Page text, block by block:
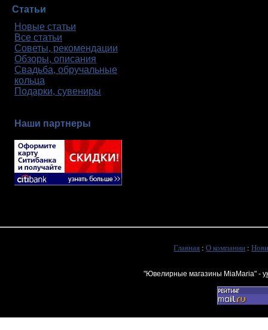
Статьи
Новые статьи
Все статьи
Советы, рекомендации
Обзоры, описания
Свадьба, обручальные
кольца
Подарки, сувениры
Наши партнеры
Главная :О компании :
"Ювелирные магазины MiaMaria" -